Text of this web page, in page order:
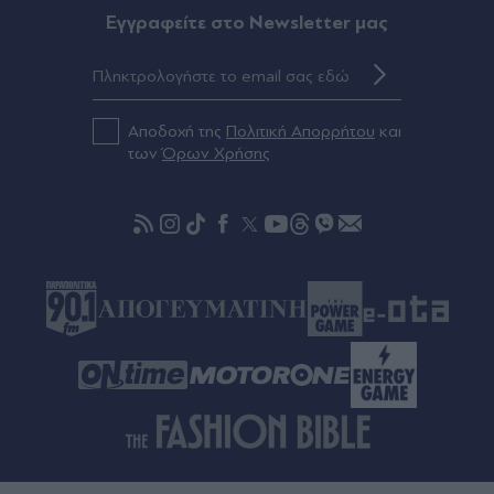
Έρχονται… μπάρες στους Autobahn
Πριν 43 λεπτά
Μυστράς: Καταδικάστηκε σε 11 μήνες με
άφθαρτο", είπε στην απολογία του
Eγγραφείτε στο Newsletter μας
Αποδοχή της Πολιτική Απορρήτου και
τωνΌρων Χρήσης